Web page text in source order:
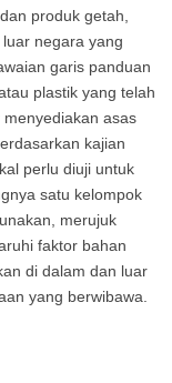
produk getah,
negara yang
garis panduan
plastik yang telah
asas
kajian
perlu diuji untuk
satu kelompok
merujuk
faktor bahan
di dalam dan luar
yang berwibawa.